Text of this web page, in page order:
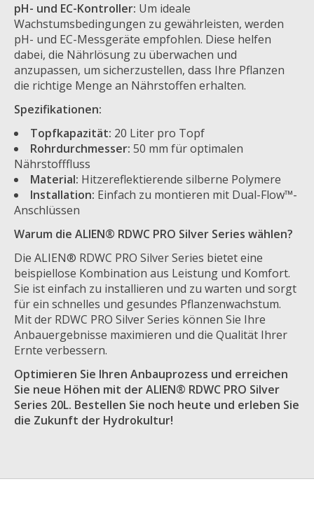
pH- und EC-Kontroller: Um ideale
Wachstumsbedingungen zu gewährleisten, werden
pH- und EC-Messgeräte empfohlen. Diese helfen
dabei, die Nährlösung zu überwachen und
anzupassen, um sicherzustellen, dass Ihre Pflanzen
die richtige Menge an Nährstoffen erhalten.
Spezifikationen:
Topfkapazität: 20 Liter pro Topf
Rohrdurchmesser: 50 mm für optimalen
Nährstofffluss
Material: Hitzereflektierende silberne Polymere
Installation: Einfach zu montieren mit Dual-Flow™-
Anschlüssen
Warum die ALIEN® RDWC PRO Silver Series wählen?
Die ALIEN® RDWC PRO Silver Series bietet eine
beispiellose Kombination aus Leistung und Komfort.
Sie ist einfach zu installieren und zu warten und sorgt
für ein schnelles und gesundes Pflanzenwachstum.
Mit der RDWC PRO Silver Series können Sie Ihre
Anbauergebnisse maximieren und die Qualität Ihrer
Ernte verbessern.
Optimieren Sie Ihren Anbauprozess und erreichen
Sie neue Höhen mit der ALIEN® RDWC PRO Silver
Series 20L. Bestellen Sie noch heute und erleben Sie
die Zukunft der Hydrokultur!